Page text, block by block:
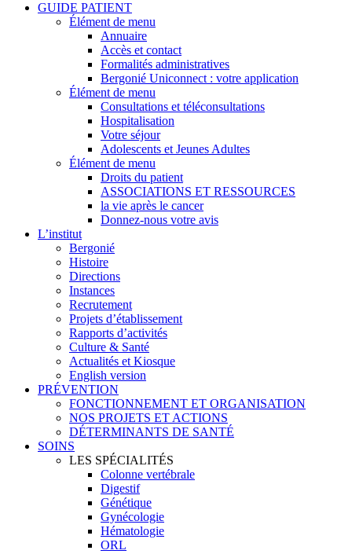
GUIDE PATIENT
Élément de menu
Annuaire
Accès et contact
Formalités administratives
Bergonié Uniconnect : votre application
Élément de menu
Consultations et téléconsultations
Hospitalisation
Votre séjour
Adolescents et Jeunes Adultes
Élément de menu
Droits du patient
ASSOCIATIONS ET RESSOURCES
la vie après le cancer
Donnez-nous votre avis
L’institut
Bergonié
Histoire
Directions
Instances
Recrutement
Projets d’établissement
Rapports d’activités
Culture & Santé
Actualités et Kiosque
English version
PRÉVENTION
FONCTIONNEMENT ET ORGANISATION
NOS PROJETS ET ACTIONS
DÉTERMINANTS DE SANTÉ
SOINS
LES SPÉCIALITÉS
Colonne vertébrale
Digestif
Génétique
Gynécologie
Hématologie
ORL